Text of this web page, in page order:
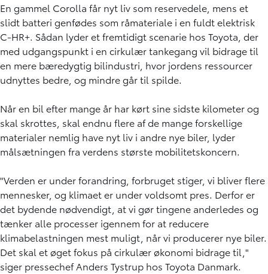
En gammel Corolla får nyt liv som reservedele, mens et
slidt batteri genfødes som råmateriale i en fuldt elektrisk
C-HR+. Sådan lyder et fremtidigt scenarie hos Toyota, der
med udgangspunkt i en cirkulær tankegang vil bidrage til
en mere bæredygtig bilindustri, hvor jordens ressourcer
udnyttes bedre, og mindre går til spilde.
Når en bil efter mange år har kørt sine sidste kilometer og
skal skrottes, skal endnu flere af de mange forskellige
materialer nemlig have nyt liv i andre nye biler, lyder
målsætningen fra verdens største mobilitetskoncern.
"Verden er under forandring, forbruget stiger, vi bliver flere
mennesker, og klimaet er under voldsomt pres. Derfor er
det bydende nødvendigt, at vi gør tingene anderledes og
tænker alle processer igennem for at reducere
klimabelastningen mest muligt, når vi producerer nye biler.
Det skal et øget fokus på cirkulær økonomi bidrage til,"
siger pressechef Anders Tystrup hos Toyota Danmark.